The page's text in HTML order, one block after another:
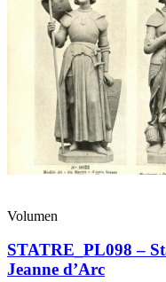
Volumen
STATRE_PL098 –
Jeanne d’Arc